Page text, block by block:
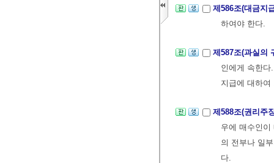
제586조(대금지
하여야 한다.
제587조(과실의
인에게 속한
지급에 대하
제588조(권리주
우에 매수인
의 전부나 일
다.